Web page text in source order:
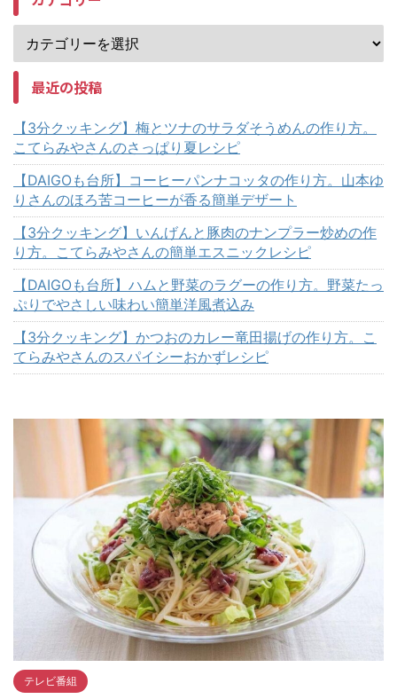
最近の投稿
【3分クッキング】梅とツナのサラダそうめんの作り方。
こてらみやさんのさっぱり夏レシピ
【DAIGOも台所】コーヒーパンナコッタの作り方。山本ゆ
りさんのほろ苦コーヒーが香る簡単デザート
【3分クッキング】いんげんと豚肉のナンプラー炒めの作
り方。こてらみやさんの簡単エスニックレシピ
【DAIGOも台所】ハムと野菜のラグーの作り方。野菜たっ
ぷりでやさしい味わい簡単洋風煮込み
【3分クッキング】かつおのカレー竜田揚げの作り方。こ
てらみやさんのスパイシーおかずレシピ
テレビ番組